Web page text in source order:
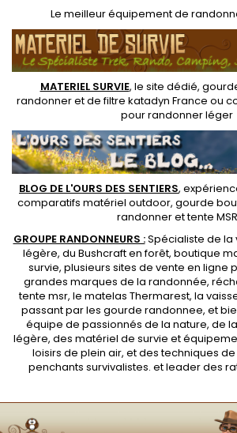
Le meilleur équipement de
MATERIEL SURVIE, le site dédié,
randonneret defiltre katadyn France ou
pour randonner léger
BLOG DE L'OURS DES SENTIERS,
comparatifs matériel outdoor, gourde
randonner ettente MSR
GROUPE RANDONNEURS :Spécialiste de la
légère, du Bushcraft en forêt, boutique
survie, plusieurs sites de vente en ligne
grandes marques de la randonnée,
tente msr, le matelas Thermarest, la
passant par les gourde randonnee, et
équipe de passionnés de la nature, de
légère, des matériel de survie et
loisirs de plein air, et des techniques
penchants survivalistes. et leader des